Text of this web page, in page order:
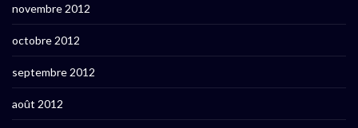
novembre 2012
octobre 2012
septembre 2012
août 2012